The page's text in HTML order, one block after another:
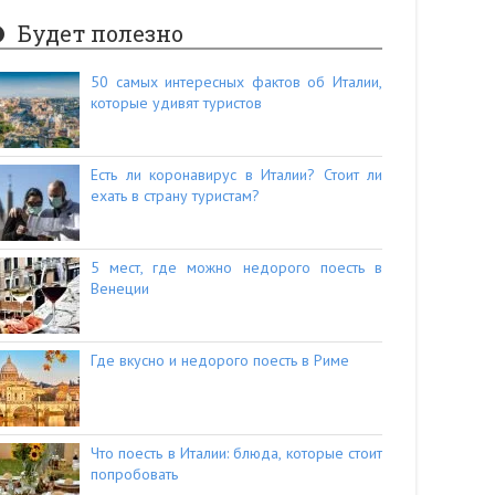
Будет полезно
50 самых интересных фактов об Италии,
которые удивят туристов
Есть ли коронавирус в Италии? Стоит ли
ехать в страну туристам?
5 мест, где можно недорого поесть в
Венеции
Где вкусно и недорого поесть в Риме
Что поесть в Италии: блюда, которые стоит
попробовать